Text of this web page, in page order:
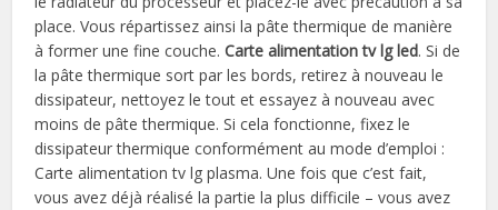
place. Vous répartissez ainsi la pâte thermique de manière
à former une fine couche.Carte alimentation tv lg led. Si de
la pâte thermique sort par les bords, retirez à nouveau le
dissipateur, nettoyez le tout et essayez à nouveau avec
moins de pâte thermique. Si cela fonctionne, fixez le
dissipateur thermique conformément au mode d’emploi :
Carte alimentation tv lg plasma. Une fois que c’est fait,
vous avez déjà réalisé la partie la plus difficile – vous avez